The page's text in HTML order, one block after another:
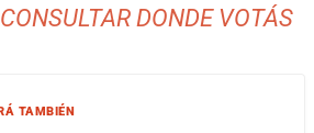
DONDE VOTÁS
TAMBIÉN